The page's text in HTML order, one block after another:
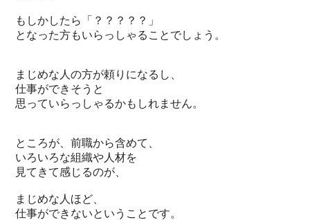
もしかしたら「？？？？？」
となった方もいらっしゃることでしょう。
まじめな人の方が頼りになるし、
仕事ができそうと
思っていらっしゃるかもしれません。
ところが、前職から含めて、
いろいろな組織や人材を
見てきて感じるのが、
まじめな人ほど、
仕事ができないということです。